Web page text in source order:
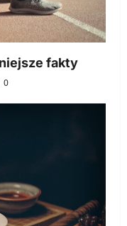
fakty
0